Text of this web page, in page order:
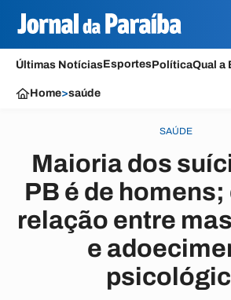
Últimas NotíciasEsportesPolíticaQual a
Home>saúde
SAÚDE
Maioria dos
PB é de
relação entre
e